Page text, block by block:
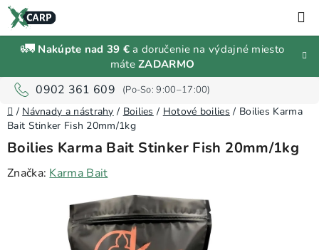
Prejsť
na
obsah
🚛 Nakúpte nad 39 € a doručenie na výdajné miesto
máteZADARMO
0902 361 609
Zľavy a
Rybárske
vybavenie
Návnady
a
Predávané
Domov
/ Návnady a nástrahy / Boilies / Hotové boilies / Boilies Karma
Bait Stinker Fish 20mm/1kg
Boilies Karma Bait Stinker Fish 20mm/1kg
Značka: Karma Bait